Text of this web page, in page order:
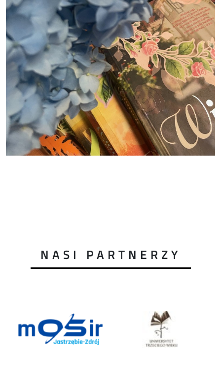
NASI PARTNERZY